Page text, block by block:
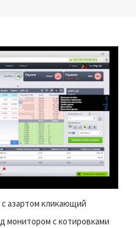
с азартом кликающий
монитором с котировками